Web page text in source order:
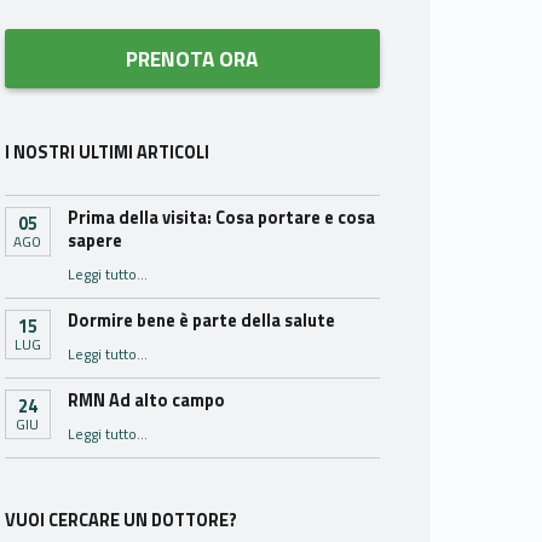
PRENOTA ORA
I NOSTRI ULTIMI ARTICOLI
05
AGO
Prima della visita: Cosa portare e cosa
sapere
Leggi tutto…
15
LUG
Dormire bene è parte della salute
Leggi tutto…
24
GIU
RMN Ad alto campo
Leggi tutto…
VUOI CERCARE UN DOTTORE?